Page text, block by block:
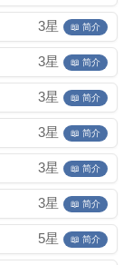
3星 📖 简介
3星 📖 简介
3星 📖 简介
3星 📖 简介
3星 📖 简介
3星 📖 简介
5星 📖 简介